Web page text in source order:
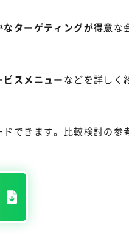
なターゲティングが得意な
スメニューなどを詳しく
できます。比較検討の参